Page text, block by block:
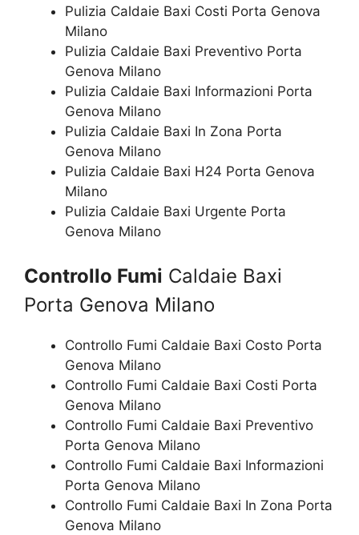
Pulizia Caldaie Baxi Costi Porta Genova
Milano
Pulizia Caldaie Baxi Preventivo Porta
Genova Milano
Pulizia Caldaie Baxi Informazioni Porta
Genova Milano
Pulizia Caldaie Baxi In Zona Porta
Genova Milano
Pulizia Caldaie Baxi H24 Porta Genova
Milano
Pulizia Caldaie Baxi Urgente Porta
Genova Milano
Controllo Fumi Caldaie Baxi
Porta Genova Milano
Controllo Fumi Caldaie Baxi Costo Porta
Genova Milano
Controllo Fumi Caldaie Baxi Costi Porta
Genova Milano
Controllo Fumi Caldaie Baxi Preventivo
Porta Genova Milano
Controllo Fumi Caldaie Baxi Informazioni
Porta Genova Milano
Controllo Fumi Caldaie Baxi In Zona Porta
Genova Milano